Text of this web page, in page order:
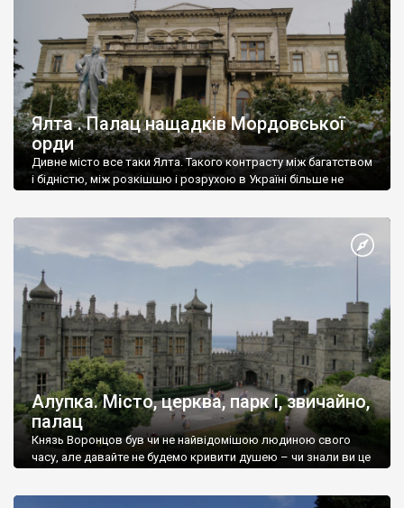
Ялта . Палац нащадків Мордовської
орди
Дивне місто все таки Ялта. Такого контрасту між багатством
і бідністю, між розкішшю і розрухою в Україні більше не
Алупка. Місто, церква, парк і, звичайно,
палац
Князь Воронцов був чи не найвідомішою людиною свого
часу, але давайте не будемо кривити душею – чи знали ви це